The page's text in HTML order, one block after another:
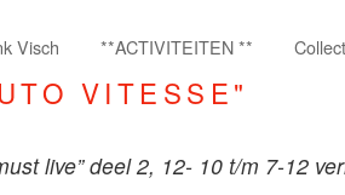
Visch **ACTIVITEITEN **
VITESSE"
live” deel 2, 12- 10 t/m 7-12